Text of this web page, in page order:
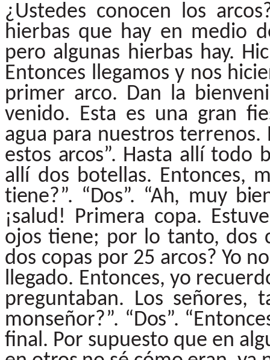
¿Ustedes conocen los
hierbas que hay en medio
pero algunas hierbas hay.
Entonces llegamos y nos
primer arco. Dan la
venido. Esta es una gran
agua para nuestros
estos arcos”. Hasta allí todo
allí dos botellas. Entonces,
tiene?”. “Dos”. “Ah, muy
¡salud! Primera copa.
ojos tiene; por lo tanto, dos
dos copas por 25 arcos? Yo no
llegado. Entonces, yo
preguntaban. Los señores,
monseñor?”. “Dos”.
final. Por supuesto que en